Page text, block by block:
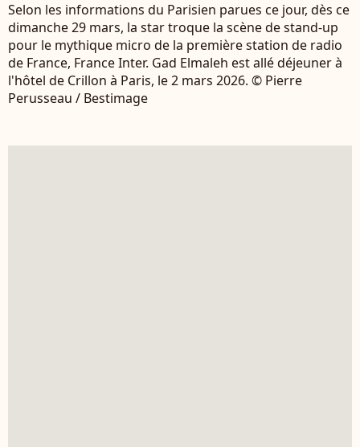
Selon les informations du Parisien parues ce jour, dès ce
dimanche 29 mars, la star troque la scène de stand-up
pour le mythique micro de la première station de radio
de France, France Inter. Gad Elmaleh est allé déjeuner à
l'hôtel de Crillon à Paris, le 2 mars 2026. © Pierre
Perusseau / Bestimage